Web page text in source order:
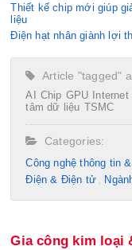
Thiết kế chip mới giúp
liệu
Điện hạt nhân giành lợi
Article "tagged"
AI Chip GPU Internet
tâm dữ liệu TSMC
Categories:
Công nghệ thông tin
Điện & Điện tử
Gia công kim loại